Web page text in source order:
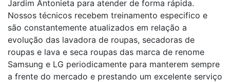
Jardim Antonieta para atender de forma rápida.
Nossos técnicos recebem treinamento especifico e
são constantemente atualizados em relação a
evolução das lavadora de roupas, secadoras de
roupas e lava e seca roupas das marca de renome
Samsung e LG periodicamente para manterem sempre
a frente do mercado e prestando um excelente serviço